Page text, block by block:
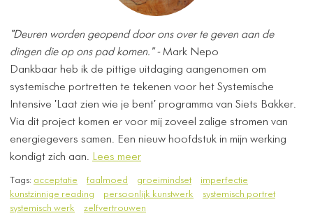
"Deuren worden geopend door ons over te geven aan de
dingen die op ons pad komen." -Mark Nepo
​Dankbaar heb ik de pittige uitdaging aangenomen om
systemische portretten te tekenen voor het Systemische
Intensive 'Laat zien wie je bent' programma van Siets Bakker.
Via dit project komen er voor mij zoveel zalige stromen van
energiegevers samen. Een nieuw hoofdstuk in mijn werking
kondigt zich aan. Lees meer
Tags: acceptatie faalmoed groeimindset
imperfectie
kunstzinnige reading
persoonlijk kunstwerk
systemisch portret
systemisch werk
zelfvertrouwen